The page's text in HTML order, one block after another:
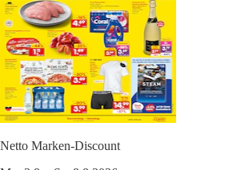
Netto Marken-Discount